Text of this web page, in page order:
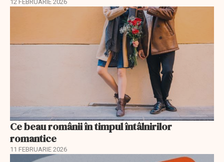
12 FEBRUARIE 2026
Ce beau românii în timpul întâlnirilor
romantice
11 FEBRUARIE 2026